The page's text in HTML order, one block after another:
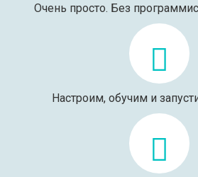
Очень просто. Без
Настроим, обучим и